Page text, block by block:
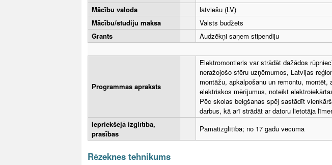
Mācību valoda
latviešu (LV)
Mācību/studiju maksa
Valsts budžets
Grants
Audzēkņi saņem stipendiju
Programmas apraksts
Elektromontieris var strādāt dažādos
neražojošo sfēru uzņēmumos, Latvijas
montāžu, apkalpošanu un remontu,
elektriskos mērījumus, noteikt
Pēc skolas beigšanas spēj sastādīt
darbus, kā arī strādāt ar datoru lietotāja
Iepriekšējā izglītība,
prasības
Pamatizglītība; no 17 gadu vecuma
Rēzeknes tehnikums